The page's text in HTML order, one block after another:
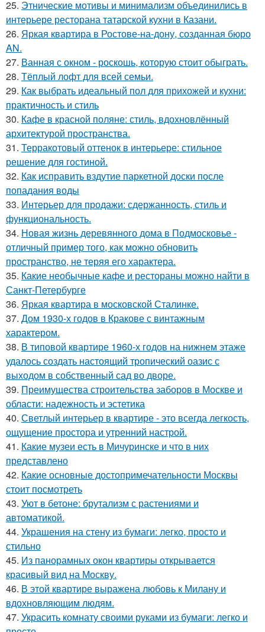
25. Этнические мотивы и минимализм объединились в
интерьере ресторана татарской кухни в Казани.
26. Яркая квартира в Ростове-на-дону, созданная бюро
AN.
27. Ванная с окном - роскошь, которую стоит обыграть.
28. Тёплый лофт для всей семьи.
29. Как выбрать идеальный пол для прихожей и кухни:
практичность и стиль
30. Кафе в красной поляне: стиль, вдохновлённый
архитектурой пространства.
31. Терракотовый оттенок в интерьере: стильное
решение для гостиной.
32. Как исправить вздутие паркетной доски после
попадания воды
33. Интерьер для продажи: сдержанность, стиль и
функциональность.
34. Новая жизнь деревянного дома в Подмосковье -
отличный пример того, как можно обновить
пространство, не теряя его характера.
35. Какие необычные кафе и рестораны можно найти в
Санкт-Петербурге
36. Яркая квартира в московской Сталинке.
37. Дом 1930-х годов в Кракове с винтажным
характером.
38. В типовой квартире 1960-х годов на нижнем этаже
удалось создать настоящий тропический оазис с
выходом в собственный сад во дворе.
39. Преимущества строительства заборов в Москве и
области: надежность и эстетика
40. Светлый интерьер в квартире - это всегда легкость,
ощущение простора и утренний настрой.
41. Какие музеи есть в Мичуринске и что в них
представлено
42. Какие основные достопримечательности Москвы
стоит посмотреть
43. Уют в бетоне: брутализм с растениями и
автоматикой.
44. Украшения на стену из бумаги: легко, просто и
стильно
45. Из панорамных окон квартиры открывается
красивый вид на Москву.
46. В этой квартире выражена любовь к Милану и
вдохновляющим людям.
47. Украсить комнату своими руками из бумаги: легко и